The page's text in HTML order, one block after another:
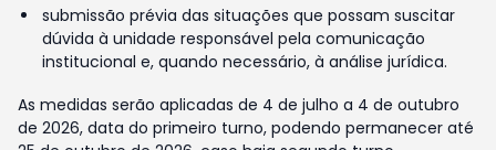
submissão prévia das situações que possam suscitar
dúvida à unidade responsável pela comunicação
institucional e, quando necessário, à análise jurídica.
As medidas serão aplicadas de 4 de julho a 4 de outubro
de 2026, data do primeiro turno, podendo permanecer até